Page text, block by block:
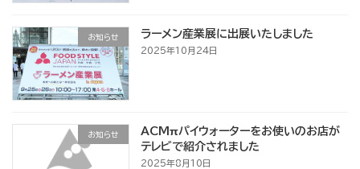
お知らせ ラーメン産業展に出展いたしました
2025年10月24日
お知らせ
ACMπパイウォーターをお使いのお店が
テレビで紹介されました
2025年8月10日